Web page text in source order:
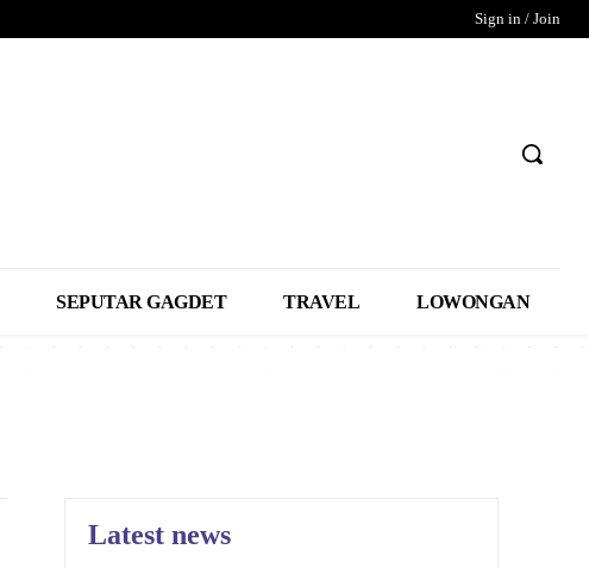
Sign in / Join
SEPUTAR GAGDET TRAVEL LOWONGAN
Latest news